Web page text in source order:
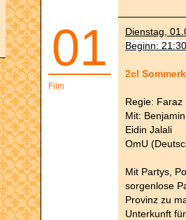
01
Film
Dienstag,
Beginn:
2cl
Regie: Faraz
Mit:
Eidin Jalali
OmU
Mit Partys,
sorgenlose
Provinz zu
Unterkunft